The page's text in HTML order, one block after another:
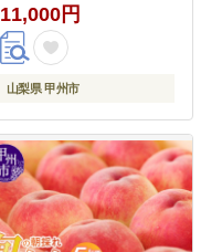
11,000円
山梨県 甲州市